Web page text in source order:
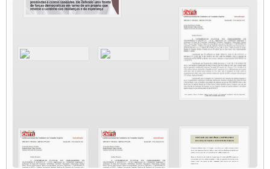
JUVENTUDE DO TRANSPORTE: POR QUE DEVEMOS NOS ORGANIZAR?
Fabio Primo testa positivo para Coronavírus, mas está bem de saúde
Modal-Live#9 Quais são os direitos dos trabalhador@s que contraem a Covid-19 na
Participe da Campanha Fora Bolsonaro
CNTTL e FECOOTAC apoiam Campanha de testes de COVID-19 para
MODAL-LIVE#8 - Lideranças sindicais da CNTTL, CGTB e dos caminhoneiros
O PAPEL DA ITF E FUTAC NAS LUTAS, EMPREGO, DIREITOS EM
ESCALA GLOBAL E DA DEFESA DA VIDA
Modal-Live #6: Com participação especial do professor da Unisinos e Doutor em
Ciências da Comunicação da USP, Rafael Grohmann, que coordena uma pesquisa